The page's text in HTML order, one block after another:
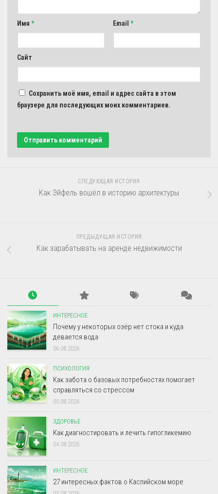
Имя * Email *
Сайт
Сохранить моё имя, email и адрес сайта в этом
браузере для последующих моих комментариев.
СЛЕДУЮЩАЯ ИСТОРИЯ
Как Эйфель вошёл в историю архитектуры
ПРЕДЫДУЩАЯ ИСТОРИЯ
Как зарабатывать на аренде недвижимости
ИНТЕРЕСНОЕ
Почему у некоторых озёр нет стока и куда
девается вода
06.08.2026
ПСИХОЛОГИЯ
Как забота о базовых потребностях помогает
справляться со стрессом
05.08.2026
ЗДОРОВЬЕ
Как диагностировать и лечить гипогликемию
04.08.2026
ИНТЕРЕСНОЕ
27 интересных фактов о Каспийском море